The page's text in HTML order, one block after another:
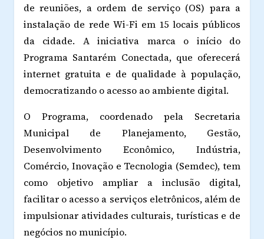
de reuniões, a ordem de serviço (OS) para a
instalação de rede Wi-Fi em 15 locais públicos
da cidade. A iniciativa marca o início do
Programa Santarém Conectada, que oferecerá
internet gratuita e de qualidade à população,
democratizando o acesso ao ambiente digital.
O Programa, coordenado pela Secretaria
Municipal de Planejamento, Gestão,
Desenvolvimento Econômico, Indústria,
Comércio, Inovação e Tecnologia (Semdec), tem
como objetivo ampliar a inclusão digital,
facilitar o acesso a serviços eletrônicos, além de
impulsionar atividades culturais, turísticas e de
negócios no município.